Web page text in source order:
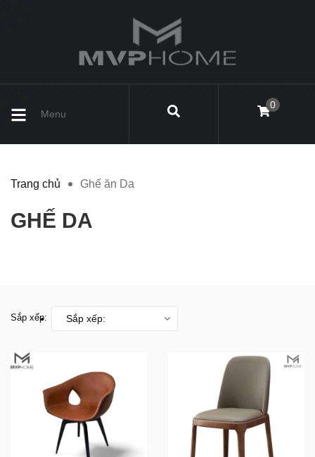
Menu
0
Trang chủ Ghế ăn Da
GHẾ DA
Sắp xếp: Sắp xếp: